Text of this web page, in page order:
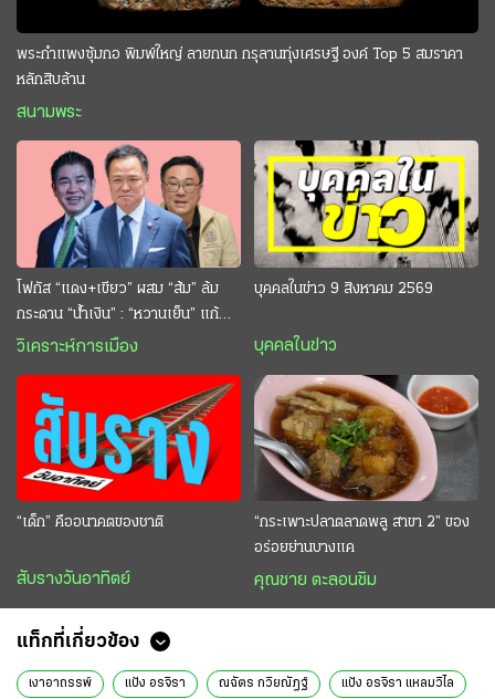
พระกำแพงซุ้มกอ พิมพ์ใหญ่ ลายกนก กรุลานทุ่งเศรษฐี องค์ Top 5 สมราคา
หลักสิบล้าน
สนามพระ
โฟกัส “แดง+เขียว” ผสม “ส้ม” ล้ม
กระดาน “นํ้าเงิน” : “หวานเย็น” แก้
กระหาย “อนุทิน” ดักตีกินสบาย
วิเคราะห์การเมือง
บุคคลในข่าว 9 สิงหาคม 2569
บุคคลในข่าว
“เด็ก” คืออนาคตของชาติ
สับรางวันอาทิตย์
“กระเพาะปลาตลาดพลู สาขา 2” ของ
อร่อยย่านบางแค
คุณชาย ตะลอนชิม
แท็กที่เกี่ยวข้อง
เงาอาถรรพ์ แป้ง อรจิรา ณฉัตร กวิยณัฎฐ์ แป้ง อรจิรา แหลมวิไล